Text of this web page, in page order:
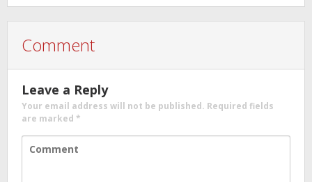
Comment
Leave a Reply
Your email address will not be published. Required fields
are marked *